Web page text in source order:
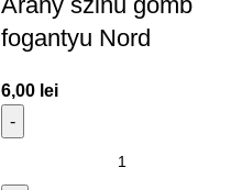
fogantyu Nord
6,00 lei